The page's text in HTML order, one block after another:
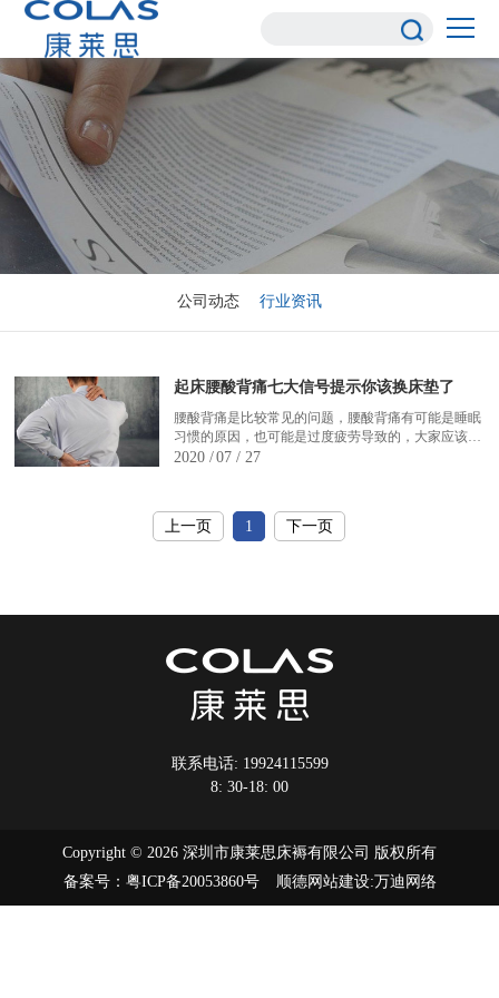
公司动态 行业资讯
起床腰酸背痛七大信号提示你该换床垫了
腰酸背痛是比较常见的问题，腰酸背痛有可能是睡眠
习惯的原因，也可能是过度疲劳导致的，大家应该要
注意身体，避免过度疲劳，晚上睡觉的时候应该要注
你该换床垫了。
2020 /07 / 27
上一页 1 下一页
联系电话: 19924115599
8: 30-18: 00
Copyright © 2026 深圳市康莱思床褥有限公司 版权所有
备案号： 粤ICP备20053860号 顺德网站建设:万迪网络